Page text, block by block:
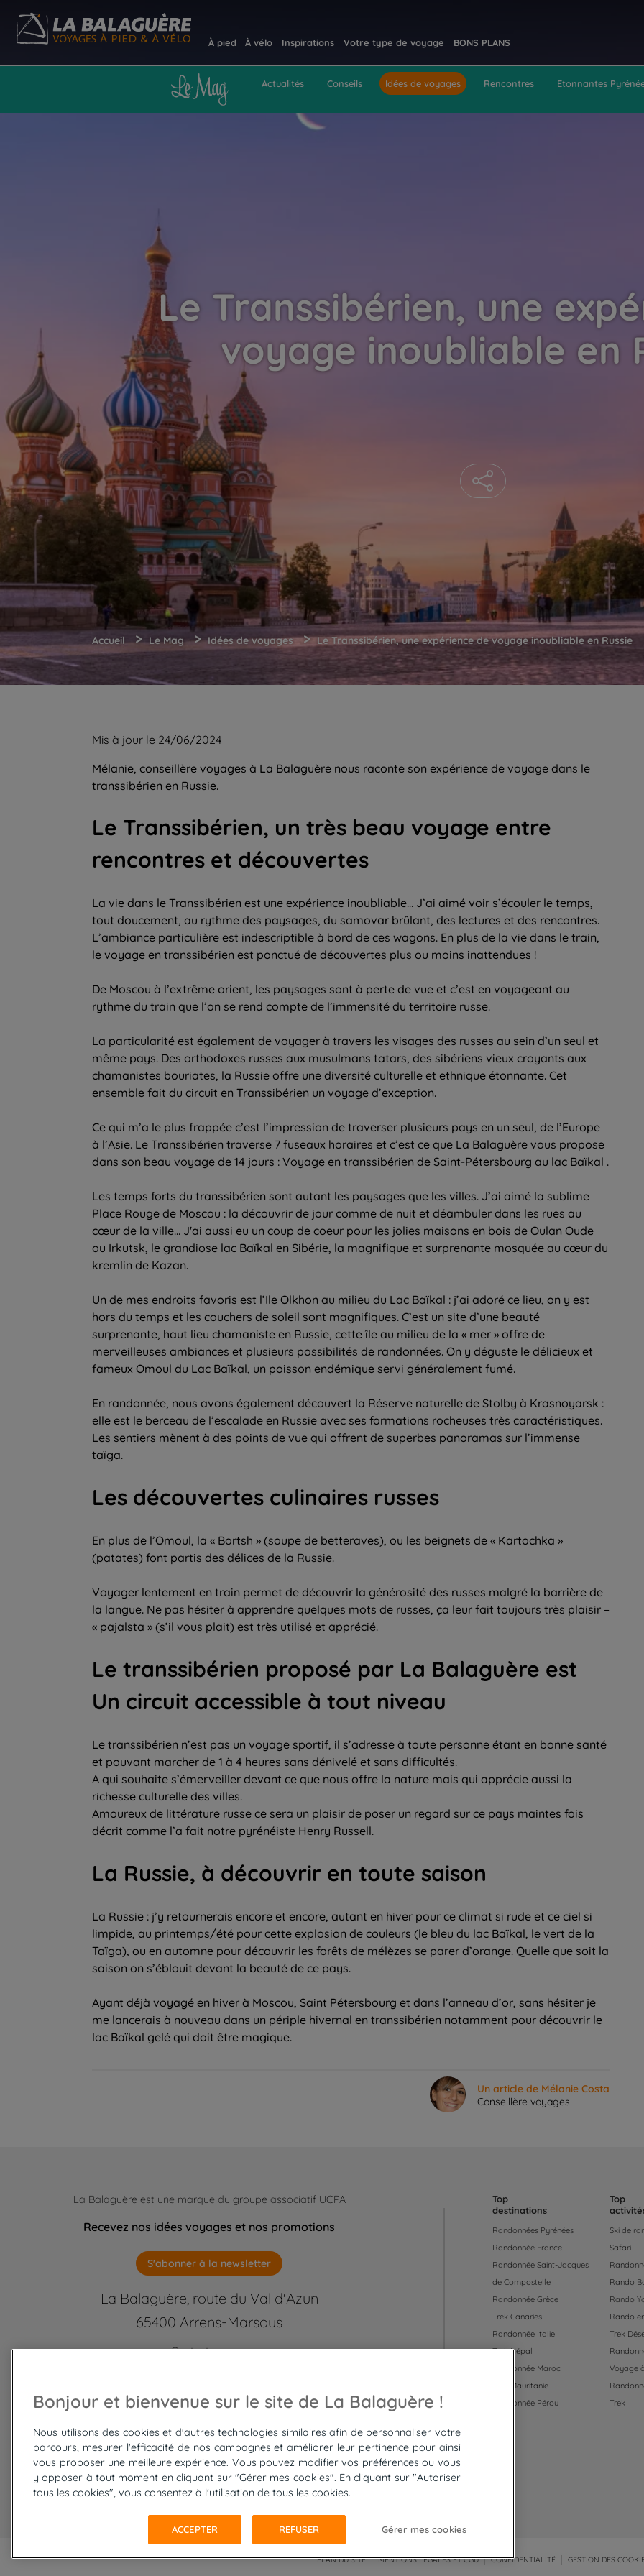
À pied À vélo Inspirations Votre type de voyage BONS PLANS
Actualités Conseils Idées de voyages Rencontres Etonnantes
Le Transsibérien, une
voyage inoubliable en
Accueil > Le Mag > Idées de voyages > Le Transsibérien, une expérience de voyage inoubliable en Russie
Mis à jour le 24/06/2024
Mélanie, conseillère voyages à La Balaguère nous raconte son expérience de voyage dans le
transsibérien en Russie.
Le Transsibérien, un très beau voyage entre
rencontres et découvertes
La vie dans le Transsibérien est une expérience inoubliable… J’ai aimé voir s’écouler le temps,
tout doucement, au rythme des paysages, du samovar brûlant, des lectures et des rencontres.
L’ambiance particulière est indescriptible à bord de ces wagons. En plus de la vie dans le train,
le voyage en transsibérien est ponctué de découvertes plus ou moins inattendues !
De Moscou à l’extrême orient, les paysages sont à perte de vue et c’est en voyageant au
rythme du train que l’on se rend compte de l’immensité du territoire russe.
La particularité est également de voyager à travers les visages des russes au sein d’un seul et
même pays. Des orthodoxes russes aux musulmans tatars, des sibériens vieux croyants aux
chamanistes bouriates, la Russie offre une diversité culturelle et ethnique étonnante. Cet
ensemble fait du circuit en Transsibérien un voyage d’exception.
Ce qui m’a le plus frappée c’est l’impression de traverser plusieurs pays en un seul, de l’Europe
à l’Asie. Le Transsibérien traverse 7 fuseaux horaires et c’est ce que La Balaguère vous propose
dans son beau voyage de 14 jours : Voyage en transsibérien de Saint-Pétersbourg au lac Baïkal .
Les temps forts du transsibérien sont autant les paysages que les villes. J’ai aimé la sublime
Place Rouge de Moscou : la découvrir de jour comme de nuit et déambuler dans les rues au
cœur de la ville... J'ai aussi eu un coup de coeur pour les jolies maisons en bois de Oulan Oude
ou Irkutsk, le grandiose lac Baïkal en Sibérie, la magnifique et surprenante mosquée au cœur du
kremlin de Kazan.
Un de mes endroits favoris est l’Ile Olkhon au milieu du Lac Baïkal : j’ai adoré ce lieu, on y est
hors du temps et les couchers de soleil sont magnifiques. C’est un site d’une beauté
surprenante, haut lieu chamaniste en Russie, cette île au milieu de la « mer » offre de
merveilleuses ambiances et plusieurs possibilités de randonnées. On y déguste le délicieux et
fameux Omoul du Lac Baïkal, un poisson endémique servi généralement fumé.
En randonnée, nous avons également découvert la Réserve naturelle de Stolby à Krasnoyarsk :
elle est le berceau de l’escalade en Russie avec ses formations rocheuses très caractéristiques.
Les sentiers mènent à des points de vue qui offrent de superbes panoramas sur l’immense
taïga.
Les découvertes culinaires russes
En plus de l’Omoul, la « Bortsh » (soupe de betteraves), ou les beignets de « Kartochka »
(patates) font partis des délices de la Russie.
Voyager lentement en train permet de découvrir la générosité des russes malgré la barrière de
la langue. Ne pas hésiter à apprendre quelques mots de russes, ça leur fait toujours très plaisir –
« pajalsta » (s’il vous plait) est très utilisé et apprécié.
Le transsibérien proposé par La Balaguère est
Un circuit accessible à tout niveau
Le transsibérien n’est pas un voyage sportif, il s’adresse à toute personne étant en bonne santé
et pouvant marcher de 1 à 4 heures sans dénivelé et sans difficultés.
A qui souhaite s’émerveiller devant ce que nous offre la nature mais qui apprécie aussi la
richesse culturelle des villes.
Amoureux de littérature russe ce sera un plaisir de poser un regard sur ce pays maintes fois
décrit comme l’a fait notre pyrénéiste Henry Russell.
La Russie, à découvrir en toute saison
La Russie : j’y retournerais encore et encore, autant en hiver pour ce climat si rude et ce ciel si
limpide, au printemps/été pour cette explosion de couleurs (le bleu du lac Baïkal, le vert de la
Taïga), ou en automne pour découvrir les forêts de mélèzes se parer d’orange. Quelle que soit la
saison on s’éblouit devant la beauté de ce pays.
Ayant déjà voyagé en hiver à Moscou, Saint Pétersbourg et dans l’anneau d’or, sans hésiter je
me lancerais à nouveau dans un périple hivernal en transsibérien notamment pour découvrir le
lac Baïkal gelé qui doit être magique.
Un article de Mélanie Costa
Conseillère voyages
La Balaguère est une marque du groupe associatif UCPA
Recevez nos idées voyages et nos promotions
S'abonner à la newsletter
La Balaguère, route du Val d'Azun
65400 Arrens-Marsous
Contactez-nous
05 62 97 46 46 ou 01 85 23 92 55
Top
destinations
Randonnées Pyrénées
Randonnée France
Randonnée Saint-Jacques
de Compostelle
Randonnée Grèce
Trek Canaries
Randonnée Italie
Trek Népal
Randonnée Maroc
Trek Mauritanie
Randonnée Pérou
Top
Ski de
Safari
Rando
Rando
Rando
Trek
Voyage
Trek
PLAN DU SITE MENTIONS LÉGALES ET CGU CONFIDENTIALITÉ GESTION DES
Bonjour et bienvenue sur le site de La Balaguère !
Nous utilisons des cookies et d'autres technologies similaires afin de personnaliser votre
parcours, mesurer l'efficacité de nos campagnes et améliorer leur pertinence pour ainsi
vous proposer une meilleure expérience. Vous pouvez modifier vos préférences ou vous
y opposer à tout moment en cliquant sur "Gérer mes cookies". En cliquant sur "Autoriser
tous les cookies", vous consentez à l'utilisation de tous les cookies.
Gérer mes cookies
REFUSER
ACCEPTER